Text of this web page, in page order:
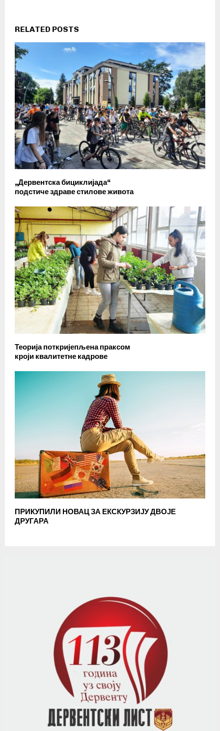
RELATED POSTS
„Дервентска бициклијада“
подстиче здраве стилове живота
Теорија поткријепљена праксом
кроји квалитетне кадрове
ПРИКУПИЛИ НОВАЦ ЗА ЕКСКУРЗИЈУ ДВОЈЕ
ДРУГАРА